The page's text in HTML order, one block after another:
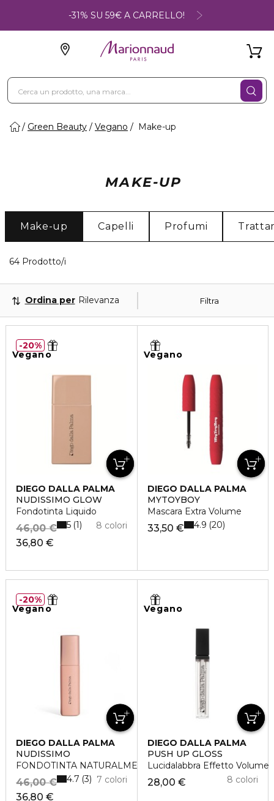
-31% SU 59€ A CARRELLO!
Green Beauty Vegano Make-up
MAKE-UP
Make-up Capelli Profumi
64 Prodotto/i
Filtra
Ordina per Rilevanza
Vegano
DIEGO DALLA PALMA
NUDISSIMO GLOW
Fondotinta Liquido
36,80 €
46,00 € 8 colori
5 1
20%
Vegano
DIEGO DALLA PALMA
MYTOYBOY
Mascara Extra Volume
33,50 € 4.9 20
Vegano
DIEGO DALLA PALMA
NUDISSIMO
FONDOTINTA NATURALMENTE OPACO
36,80 €
46,00 € 7 colori
4.7 3
20%
Vegano
DIEGO DALLA PALMA
PUSH UP GLOSS
Lucidalabbra Effetto Volume
28,00 € 8 colori